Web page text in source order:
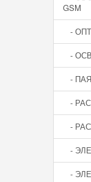
GSM
-
-
-
-
-
-
-